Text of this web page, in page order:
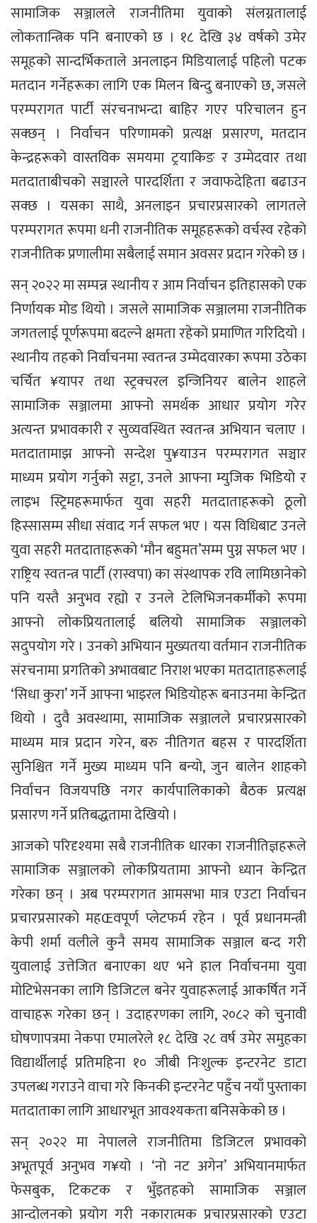
सामाजिक सञ्जालले राजनीतिमा युवाको संलग्नतालाई
लोकतान्त्रिक पनि बनाएको छ । १८ देखि ३४ वर्षको उमेर
समूहको सान्दर्भिकताले अनलाइन मिडियालाई पहिलो पटक
मतदान गर्नेहरूका लागि एक मिलन बिन्दु बनाएको छ, जसले
परम्परागत पार्टी संरचनाभन्दा बाहिर गएर परिचालन हुन
सक्छन् । निर्वाचन परिणामको प्रत्यक्ष प्रसारण, मतदान
केन्द्रहरूको वास्तविक समयमा ट्रयाकिङ र उम्मेदवार तथा
मतदाताबीचको सञ्चारले पारदर्शिता र जवाफदेहिता बढाउन
सक्छ । यसका साथै, अनलाइन प्रचारप्रसारको लागतले
परम्परागत रूपमा धनी राजनीतिक समूहहरूको वर्चस्व रहेको
राजनीतिक प्रणालीमा सबैलाई समान अवसर प्रदान गरेको छ ।
सन् २०२२ मा सम्पन्न स्थानीय र आम निर्वाचन इतिहासको एक
निर्णायक मोड थियो । जसले सामाजिक सञ्जालमा राजनीतिक
जगतलाई पूर्णरूपमा बदल्ने क्षमता रहेको प्रमाणित गरिदियो ।
स्थानीय तहको निर्वाचनमा स्वतन्त्र उम्मेदवारका रूपमा उठेका
चर्चित ¥यापर तथा स्ट्रक्चरल इन्जिनियर बालेन शाहले
सामाजिक सञ्जालमा आफ्नो समर्थक आधार प्रयोग गरेर
अत्यन्त प्रभावकारी र सुव्यवस्थित स्वतन्त्र अभियान चलाए ।
मतदातामाझ आफ्नो सन्देश पु¥याउन परम्परागत सञ्चार
माध्यम प्रयोग गर्नुको सट्टा, उनले आफ्ना म्युजिक भिडियो र
लाइभ स्ट्रिमहरूमार्फत युवा सहरी मतदाताहरूको ठूलो
हिस्सासम्म सीधा संवाद गर्न सफल भए । यस विधिबाट उनले
युवा सहरी मतदाताहरूको ‘मौन बहुमत’सम्म पुग्न सफल भए ।
राष्ट्रिय स्वतन्त्र पार्टी (रास्वपा) का संस्थापक रवि लामिछानेको
पनि यस्तै अनुभव रह्यो र उनले टेलिभिजनकर्मीको रूपमा
आफ्नो लोकप्रियतालाई बलियो सामाजिक सञ्जालको
सदुपयोग गरे । उनको अभियान मुख्यतया वर्तमान राजनीतिक
संरचनामा प्रगतिको अभावबाट निराश भएका मतदाताहरूलाई
‘सिधा कुरा’ गर्ने आफ्ना भाइरल भिडियोहरू बनाउनमा केन्द्रित
थियो । दुवै अवस्थामा, सामाजिक सञ्जालले प्रचारप्रसारको
माध्यम मात्र प्रदान गरेन, बरु नीतिगत बहस र पारदर्शिता
सुनिश्चित गर्ने मुख्य माध्यम पनि बन्यो, जुन बालेन शाहको
निर्वाचन विजयपछि नगर कार्यपालिकाको बैठक प्रत्यक्ष
प्रसारण गर्ने प्रतिबद्धतामा देखियो ।
आजको परिदृश्यमा सबै राजनीतिक धारका राजनीतिज्ञहरूले
सामाजिक सञ्जालको लोकप्रियतामा आफ्नो ध्यान केन्द्रित
गरेका छन् । अब परम्परागत आमसभा मात्र एउटा निर्वाचन
प्रचारप्रसारको महŒवपूर्ण प्लेटफर्म रहेन । पूर्व प्रधानमन्त्री
केपी शर्मा वलीले कुनै समय सामाजिक सञ्जाल बन्द गरी
युवालाई उत्तेजित बनाएका थए भने हाल निर्वाचनमा युवा
मोटिभेसनका लागि डिजिटल बनेर युवाहरूलाई आकर्षित गर्ने
वाचाहरू गरेका छन् । उदाहरणका लागि, २०८२ को चुनावी
घोषणापत्रमा नेकपा एमालरेले १८ देखि २८ वर्ष उमेर समुहका
विद्यार्थीलाई प्रतिमहिना १० जीबी निःशुल्क इन्टरनेट डाटा
उपलब्ध गराउने वाचा गरे किनकी इन्टरनेट पहुँच नयाँ पुस्ताका
मतदाताका लागि आधारभूत आवश्यकता बनिसकेको छ ।
सन् २०२२ मा नेपालले राजनीतिमा डिजिटल प्रभावको
अभूतपूर्व अनुभव ग¥यो । ‘नो नट अगेन’ अभियानमार्फत
फेसबुक, टिकटक र भुँइतहको सामाजिक सञ्जाल
आन्दोलनको प्रयोग गरी नकारात्मक प्रचारप्रसारको एउटा